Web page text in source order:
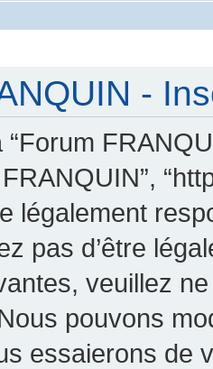
-
FRANQUIN”,
légalement
pas d’être
veuillez
pouvons
essaierons de